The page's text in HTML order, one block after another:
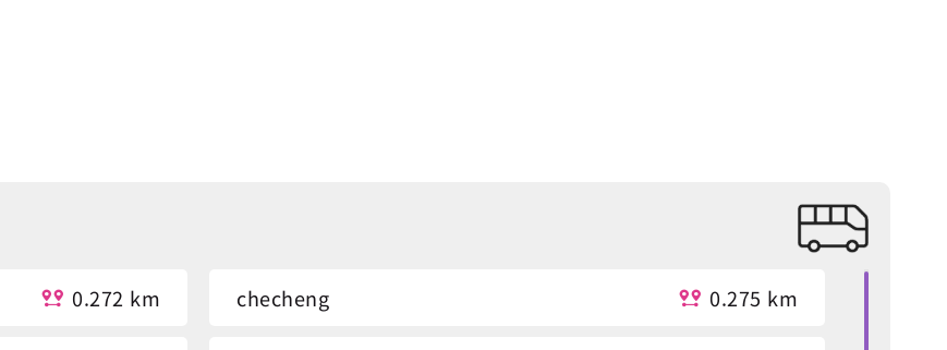
0.272 km checheng 0.275 km